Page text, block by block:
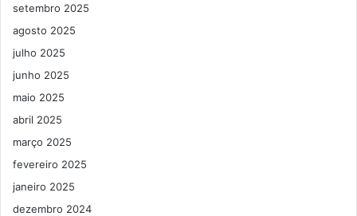
setembro 2025
agosto 2025
julho 2025
junho 2025
maio 2025
abril 2025
março 2025
fevereiro 2025
janeiro 2025
dezembro 2024